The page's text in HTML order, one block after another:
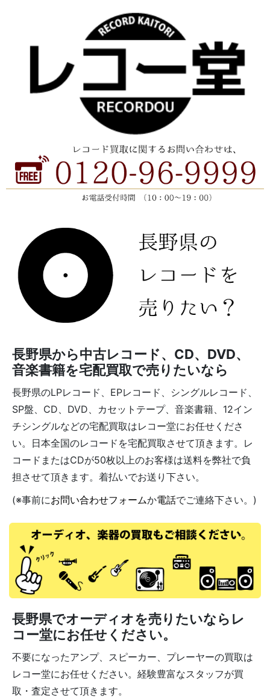
長野県から中古レコード、CD、DVD、
音楽書籍を宅配買取で売りたいなら
長野県のLPレコード、EPレコード、シングルレコード、
SP盤、CD、DVD、カセットテープ、音楽書籍、12イン
チシングルなどの宅配買取はレコー堂にお任せくださ
い。日本全国のレコードを宅配買取させて頂きます。レ
コードまたはCDが50枚以上のお客様は送料を弊社で負
担させて頂きます。着払いでお送り下さい。
(※事前にお問い合わせフォームか電話でご連絡下さい。)
長野県でオーディオを売りたいならレ
コー堂にお任せください。
不要になったアンプ、スピーカー、プレーヤーの買取は
レコー堂にお任せください。経験豊富なスタッフが買
取・査定させて頂きます。